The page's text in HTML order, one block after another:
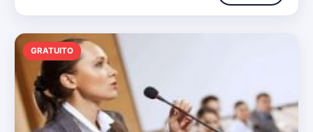
GRATUITO